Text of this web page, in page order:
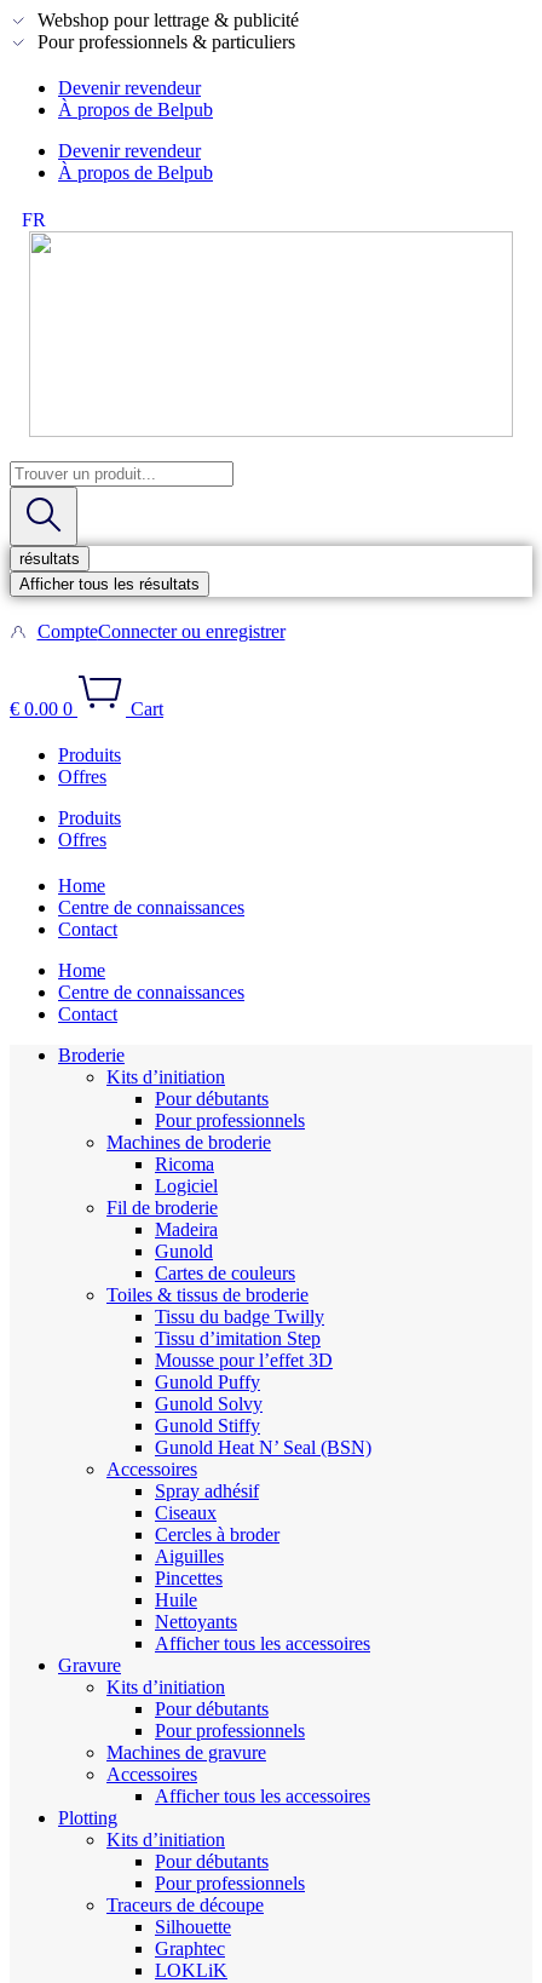
Webshop pour lettrage & publicité
Pour professionnels & particuliers
Devenir revendeur
À propos de Belpub
Devenir revendeur
À propos de Belpub
FR
NL
Search
...
résultats
Afficher tous les résultats
CompteConnecter ou enregistrer
€ 0.00 0 Cart
Produits
Offres
Produits
Offres
Home
Centre de connaissances
Contact
Home
Centre de connaissances
Contact
Broderie
Kits d’initiation
Pour débutants
Pour professionnels
Machines de broderie
Ricoma
Logiciel
Fil de broderie
Madeira
Gunold
Cartes de couleurs
Toiles & tissus de broderie
Tissu du badge Twilly
Tissu d’imitation Step
Mousse pour l’effet 3D
Gunold Puffy
Gunold Solvy
Gunold Stiffy
Gunold Heat N’ Seal (BSN)
Accessoires
Spray adhésif
Ciseaux
Cercles à broder
Aiguilles
Pincettes
Huile
Nettoyants
Afficher tous les accessoires
Gravure
Kits d’initiation
Pour débutants
Pour professionnels
Machines de gravure
Accessoires
Afficher tous les accessoires
Plotting
Kits d’initiation
Pour débutants
Pour professionnels
Traceurs de découpe
Silhouette
Graphtec
LOKLiK